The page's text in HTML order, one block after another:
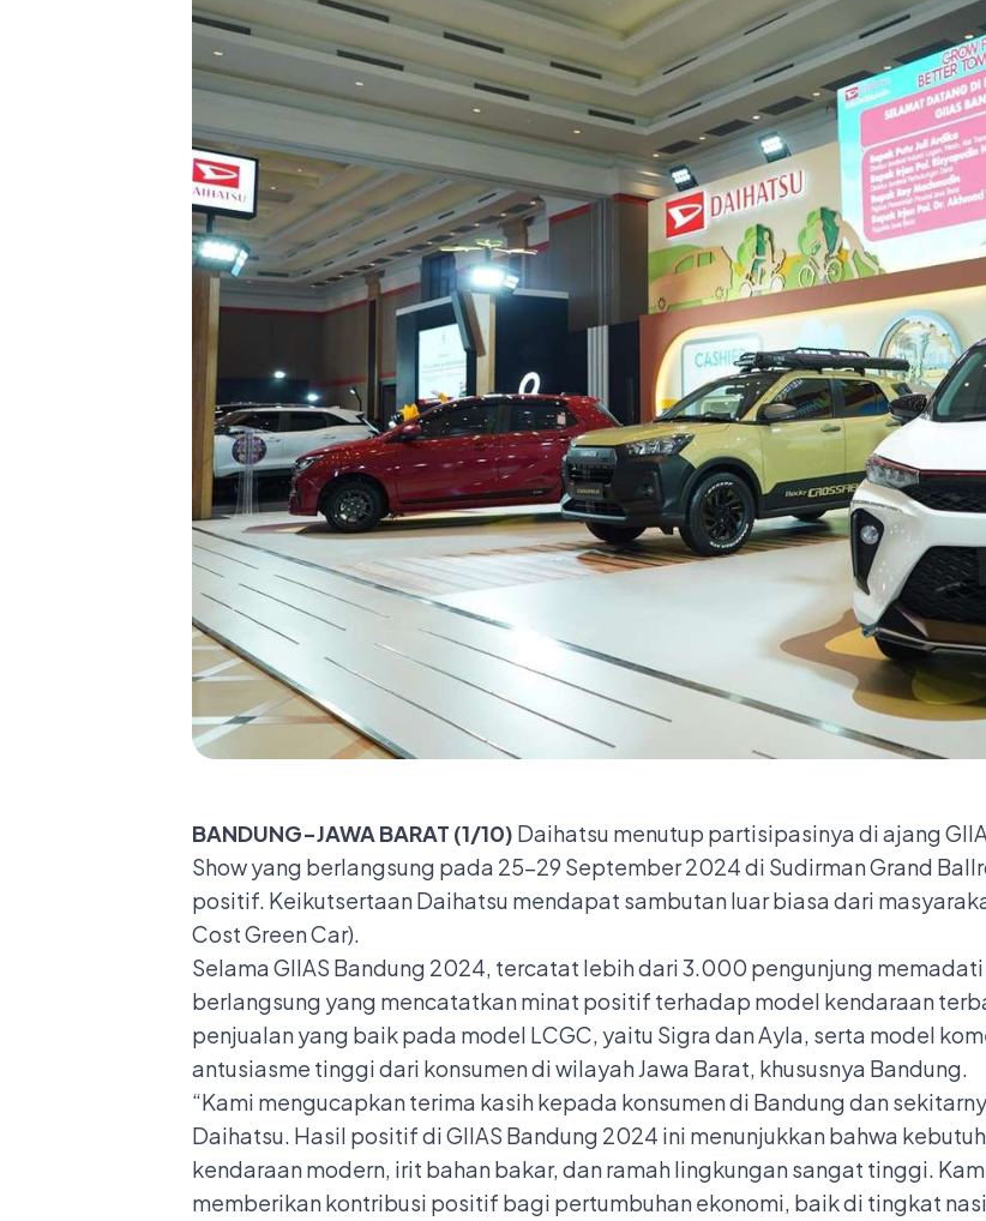
BANDUNG-JAWA BARAT (1/10) Daihatsu menutup partisipasinya di ajang
Show yang berlangsung pada 25–29 September 2024 di Sudirman Grand
positif. Keikutsertaan Daihatsu mendapat sambutan luar biasa dari
Cost Green Car).
Selama GIIAS Bandung 2024, tercatat lebih dari 3.000 pengunjung
berlangsung yang mencatatkan minat positif terhadap model kendaraan
penjualan yang baik pada model LCGC, yaitu Sigra dan Ayla, serta model
antusiasme tinggi dari konsumen di wilayah Jawa Barat, khususnya Bandung.
“Kami mengucapkan terima kasih kepada konsumen di Bandung dan
Daihatsu. Hasil positif di GIIAS Bandung 2024 ini menunjukkan bahwa
kendaraan modern, irit bahan bakar, dan ramah lingkungan sangat tinggi.
memberikan kontribusi positif bagi pertumbuhan ekonomi, baik di tingkat